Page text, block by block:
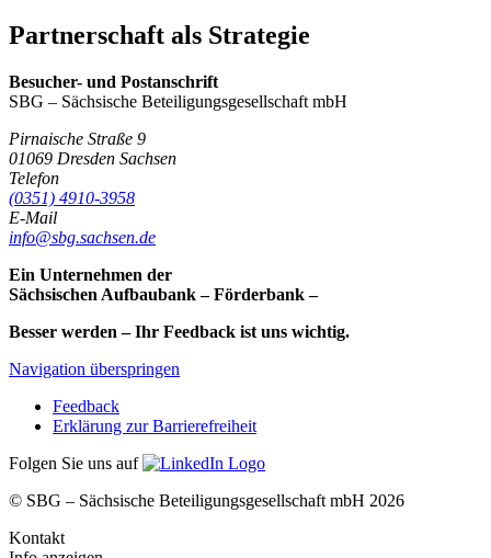
Partnerschaft als Strategie
Besucher- und Postanschrift
SBG – Sächsische Beteiligungsgesellschaft mbH
Pirnaische Straße 9
01069 Dresden Sachsen
Telefon
(0351) 4910-3958
E-Mail
info@sbg.sachsen.de
Ein Unternehmen der
Sächsischen Aufbaubank – Förderbank –
Besser werden – Ihr Feedback ist uns wichtig.
Navigation überspringen
Feedback
Erklärung zur Barrierefreiheit
Folgen Sie uns auf
© SBG – Sächsische Beteiligungsgesellschaft mbH 2026
Kontakt